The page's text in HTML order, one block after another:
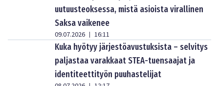
uutuusteoksessa, mistä asioista virallinen
Saksa vaikenee
09.07.2026 | 16:11
Kuka hyötyy järjestöavustuksista – selvitys
paljastaa varakkaat STEA-tuensaajat ja
identiteettityön puuhastelijat